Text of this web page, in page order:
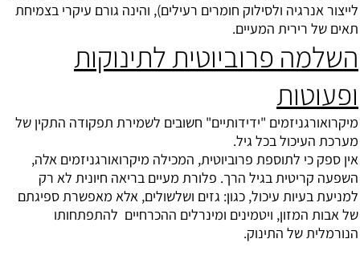
לייצור אנרגיה ולסילוק חומרים רעילים), והינה גורם עיקרי בצמיחת
תאים של רירית המעיים.
השלמה פרוביוטית לתינוקות
ופעוטות
מיקרואורגניזמים "ידידותיים" חשובים לשמירת תפקודה התקין של
מערכת העיכול בכל גיל.
אין ספק כי לתוספת פרוביוטית, המכילה מיקרואורגניזמים אלה,
השפעה קריטית בגיל הרך. פלורת מעיים בריאה חיונית לא רק
למניעת בעיות עיכול, כגון: גזים ושלשולים, אלא מאפשרת ספיגתם
של אבות המזון, ויטמינים ומינרלים ההכרחיים להתפתחותו
הנורמלית של התינוק.